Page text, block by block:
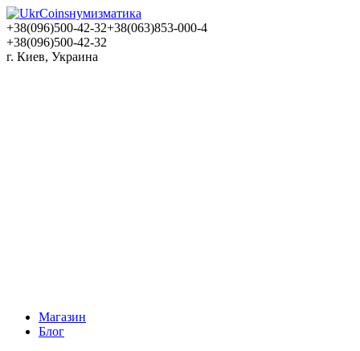
нумизматика
+38(096)500-42-32+38(063)853-000-4
+38(096)500-42-32
г. Киев, Украина
Магазин
Блог